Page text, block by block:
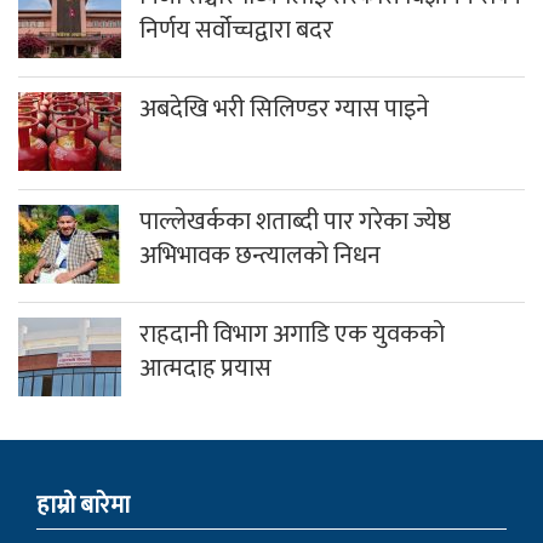
निर्णय सर्वोच्चद्वारा बदर
अबदेखि भरी सिलिण्डर ग्यास पाइने
पाल्लेखर्कका शताब्दी पार गरेका ज्येष्ठ
अभिभावक छन्त्यालको निधन
राहदानी विभाग अगाडि एक युवकको
आत्मदाह प्रयास
हाम्राे बारेमा